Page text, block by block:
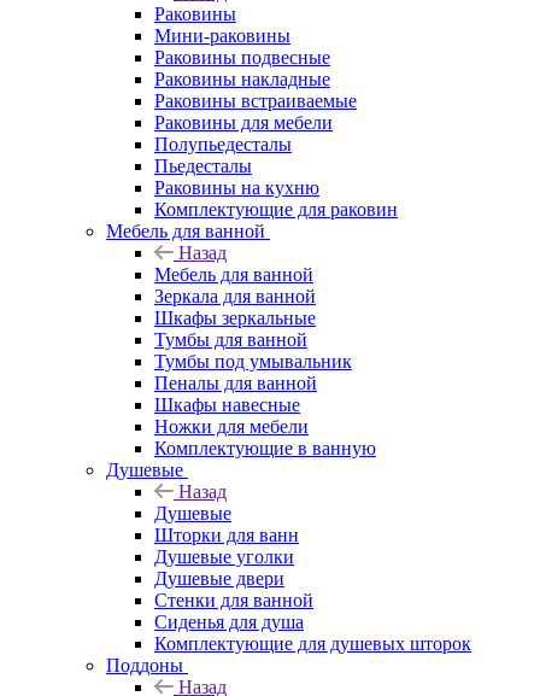
Раковины
Мини-раковины
Раковины подвесные
Раковины накладные
Раковины встраиваемые
Раковины для мебели
Полупьедесталы
Пьедесталы
Раковины на кухню
Комплектующие для раковин
Мебель для ванной
Назад
Мебель для ванной
Зеркала для ванной
Шкафы зеркальные
Тумбы для ванной
Тумбы под умывальник
Пеналы для ванной
Шкафы навесные
Ножки для мебели
Комплектующие в ванную
Душевые
Назад
Душевые
Шторки для ванн
Душевые уголки
Душевые двери
Стенки для ванной
Сиденья для душа
Комплектующие для душевых шторок
Поддоны
Назад